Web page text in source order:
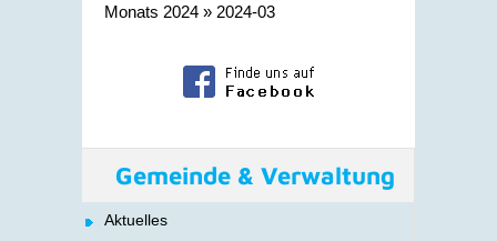
Monats 2024 » 2024-03
Gemeinde & Verwaltung
Aktuelles